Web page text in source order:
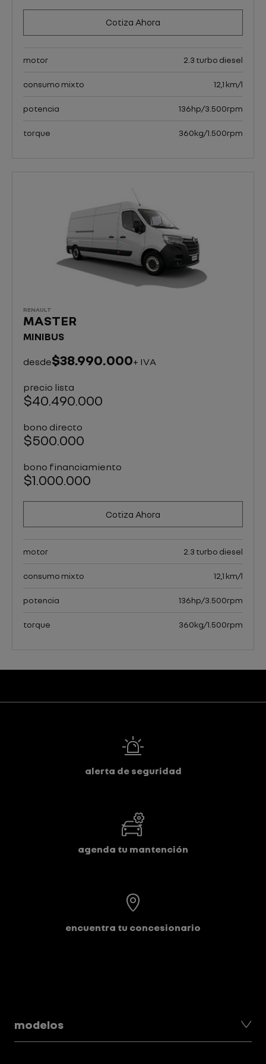
Cotiza Ahora
motor 2.3 turbo diesel
consumo mixto 12,1 km/l
potencia 136hp/3.500rpm
torque 360kg/1.500rpm
RENAULT
MASTER
MINIBUS
desde$38.990.000+ IVA
precio lista
$40.490.000
bono directo
$500.000
bono financiamiento
$1.000.000
Cotiza Ahora
motor 2.3 turbo diesel
consumo mixto 12,1 km/l
potencia 136hp/3.500rpm
torque 360kg/1.500rpm
alerta de seguridad
agenda tu mantención
encuentra tu concesionario
modelos
ARKANA